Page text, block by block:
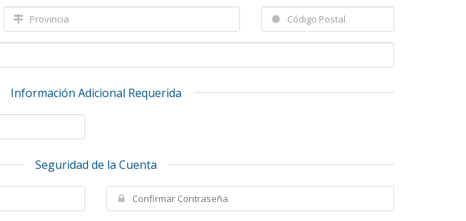
Información Adicional Requerida
Seguridad de la Cuenta